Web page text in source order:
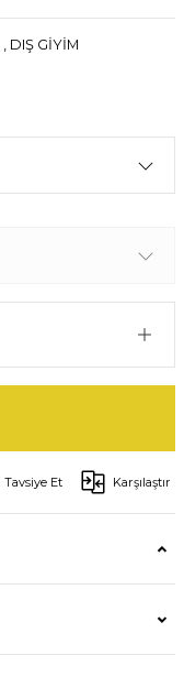
, DIŞ GİYİM
Tavsiye Et Karşılaştır